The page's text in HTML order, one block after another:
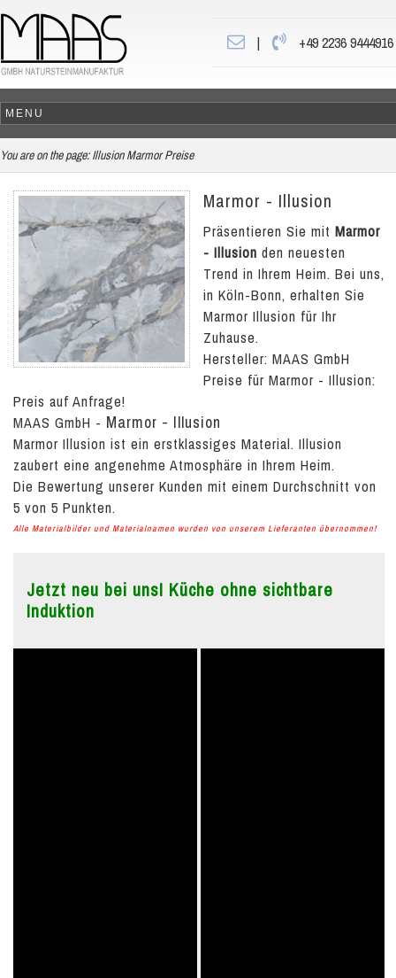
| +49 2236 9444916
You are on the page: Illusion Marmor Preise
Marmor - Illusion
Präsentieren Sie mit Marmor
- Illusion den neuesten
Trend in Ihrem Heim. Bei uns,
in Köln-Bonn, erhalten Sie
Marmor Illusion für Ihr
Zuhause.
Hersteller: MAAS GmbH
Preise für Marmor - Illusion:
Preis auf Anfrage!
MAAS GmbH - Marmor - Illusion
Marmor Illusion ist ein erstklassiges Material. Illusion
zaubert eine angenehme Atmosphäre in Ihrem Heim.
Die Bewertung unserer Kunden mit einem Durchschnitt von
5 von 5 Punkten.
Alle Materialbilder und Materialnamen wurden von unserem Lieferanten übernommen!
Jetzt neu bei uns! Küche ohne sichtbare
Induktion